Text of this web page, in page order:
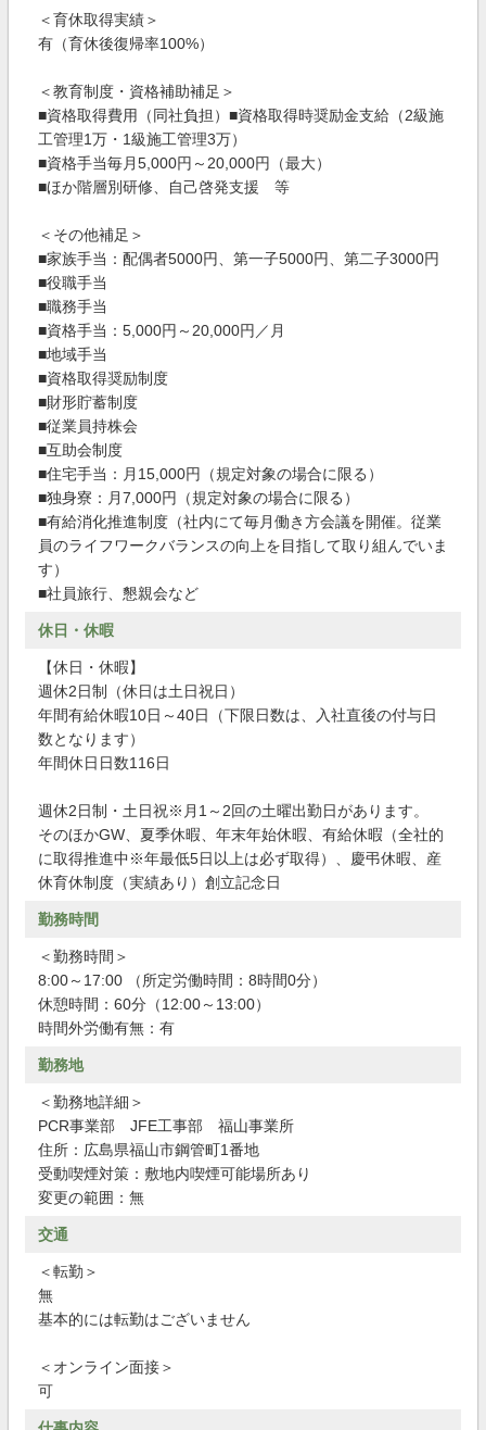
＜育休取得実績＞
有（育休後復帰率100%）
＜教育制度・資格補助補足＞
■資格取得費用（同社負担）■資格取得時奨励金支給（2級施
工管理1万・1級施工管理3万）
■資格手当毎月5,000円～20,000円（最大）
■ほか階層別研修、自己啓発支援 等
＜その他補足＞
■家族手当：配偶者5000円、第一子5000円、第二子3000円
■役職手当
■職務手当
■資格手当：5,000円～20,000円／月
■地域手当
■資格取得奨励制度
■財形貯蓄制度
■従業員持株会
■互助会制度
■住宅手当：月15,000円（規定対象の場合に限る）
■独身寮：月7,000円（規定対象の場合に限る）
■有給消化推進制度（社内にて毎月働き方会議を開催。従業
員のライフワークバランスの向上を目指して取り組んでいま
す）
■社員旅行、懇親会など
休日・休暇
【休日・休暇】
週休2日制（休日は土日祝日）
年間有給休暇10日～40日（下限日数は、入社直後の付与日
数となります）
年間休日日数116日
週休2日制・土日祝※月1～2回の土曜出勤日があります。
そのほかGW、夏季休暇、年末年始休暇、有給休暇（全社的
に取得推進中※年最低5日以上は必ず取得）、慶弔休暇、産
休育休制度（実績あり）創立記念日
勤務時間
＜勤務時間＞
8:00～17:00 （所定労働時間：8時間0分）
休憩時間：60分（12:00～13:00）
時間外労働有無：有
勤務地
＜勤務地詳細＞
PCR事業部 JFE工事部 福山事業所
住所：広島県福山市鋼管町1番地
受動喫煙対策：敷地内喫煙可能場所あり
変更の範囲：無
交通
＜転勤＞
無
基本的には転勤はございません
＜オンライン面接＞
可